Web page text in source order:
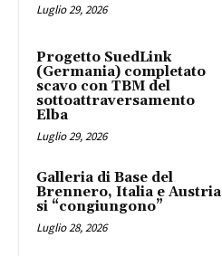
Luglio 29, 2026
Progetto SuedLink
(Germania) completato
scavo con TBM del
sottoattraversamento
Elba
Luglio 29, 2026
Galleria di Base del
Brennero, Italia e Austria
si “congiungono”
Luglio 28, 2026